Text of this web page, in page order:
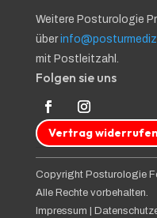
Weitere Posturologie
über
mit Postleitzahl.
Folgen sie uns
Vertrag widerrufen
Copyright Posturologie
Alle Rechte vorbehalten.
Impressum